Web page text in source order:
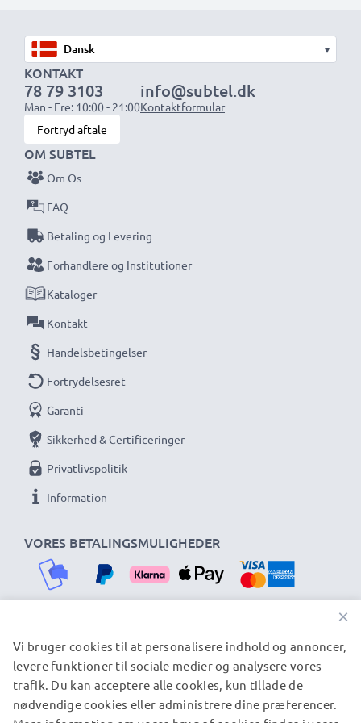
Vælg CELLONIC og gå aldrig på kompromis med
kvaliteten. Bestil nu!
▾
KONTAKT
78 79 3103
Man - Fre: 10:00 - 21:00
info@subtel.dk
Kontaktformular
Fortryd aftale
VORES BETALINGSMULIGHEDER
OM SUBTEL
Om Os
FAQ
Betaling og Levering
Forhandlere og Institutioner
Kataloger
Kontakt
Handelsbetingelser
Fortrydelsesret
Garanti
Sikkerhed & Certificeringer
Privatlivspolitik
Information
VORES FORSENDELSESPARTNERE
© subtel.dk 2026
×
Vi bruger cookies til at personalisere indhold og annoncer,
levere funktioner til sociale medier og analysere vores
trafik. Du kan acceptere alle cookies, kun tillade de
nødvendige cookies eller administrere dine præferencer.